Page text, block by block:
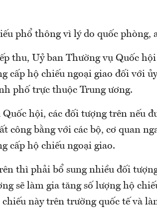
phổ thông vì lý do quốc phòng,
thu, Uỷ ban Thường vụ Quốc
cấp hộ chiếu ngoại giao đối với
phố trực thuộc Trung ương.
hội, các đối tượng trên nếu
công bằng với các bộ, cơ quan
cấp hộ chiếu ngoại giao.
thì phải bổ sung nhiều đối
sẽ làm gia tăng số lượng hộ
này trên trường quốc tế và